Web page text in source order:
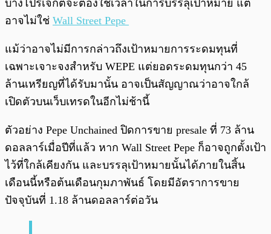
บางโปรเจกต์จะต้องใช้เวลาในการบรรลุเป้าหมาย แต่
อาจไม่ใช่ Wall Street Pepe
แม้ว่าอาจไม่มีการกล่าวถึงเป้าหมายการระดมทุนที่
เฉพาะเจาะจงสำหรับ WEPE แต่ยอดระดมทุนกว่า 45
ล้านเหรียญที่ได้รับมานั้น อาจเป็นสัญญาณว่าอาจใกล้
เปิดตัวบนเว็บเทรดในอีกไม่ช้านี้
ตัวอย่าง Pepe Unchained ปิดการขาย presale ที่ 73 ล้าน
ดอลลาร์เมื่อปีที่แล้ว หาก Wall Street Pepe ก็อาจถูกตั้งเป้า
ไว้ที่ใกล้เคียงกัน และบรรลุเป้าหมายนั้นได้ภายในสิ้น
เดือนนี้หรือต้นเดือนกุมภาพันธ์ โดยมีอัตราการขาย
ปัจจุบันที่ 1.18 ล้านดอลลาร์ต่อวัน